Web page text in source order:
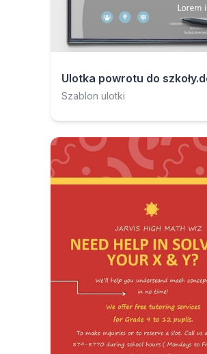
Ulotka powrotu do
Szablon ulotki